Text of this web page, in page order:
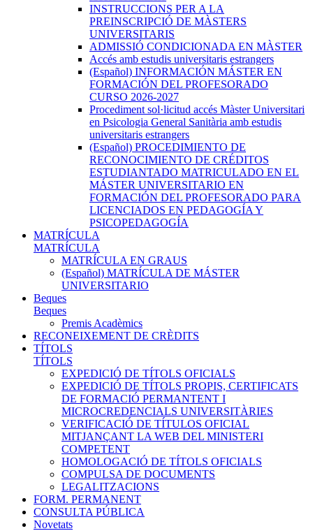
INSTRUCCIONS PER A LA
PREINSCRIPCIÓ DE MÀSTERS
UNIVERSITARIS
ADMISSIÓ CONDICIONADA EN MÀSTER
Accés amb estudis universitaris estrangers
(Español) INFORMACIÓN MÁSTER EN
FORMACIÓN DEL PROFESORADO
CURSO 2026-2027
Procediment sol·licitud accés Màster Universitari
en Psicologia General Sanitària amb estudis
universitaris estrangers
(Español) PROCEDIMIENTO DE
RECONOCIMIENTO DE CRÉDITOS
ESTUDIANTADO MATRICULADO EN EL
MÁSTER UNIVERSITARIO EN
FORMACIÓN DEL PROFESORADO PARA
LICENCIADOS EN PEDAGOGÍA Y
PSICOPEDAGOGÍA
MATRÍCULA
MATRÍCULA
MATRÍCULA EN GRAUS
(Español) MATRÍCULA DE MÁSTER
UNIVERSITARIO
Beques
Beques
Premis Acadèmics
RECONEIXEMENT DE CRÈDITS
TÍTOLS
TÍTOLS
EXPEDICIÓ DE TÍTOLS OFICIALS
EXPEDICIÓ DE TÍTOLS PROPIS, CERTIFICATS
DE FORMACIÓ PERMANTENT I
MICROCREDENCIALS UNIVERSITÀRIES
VERIFICACIÓ DE TÍTULOS OFICIAL
MITJANÇANT LA WEB DEL MINISTERI
COMPETENT
HOMOLOGACIÓ DE TÍTOLS OFICIALS
COMPULSA DE DOCUMENTS
LEGALITZACIONS
FORM. PERMANENT
CONSULTA PÚBLICA
Novetats